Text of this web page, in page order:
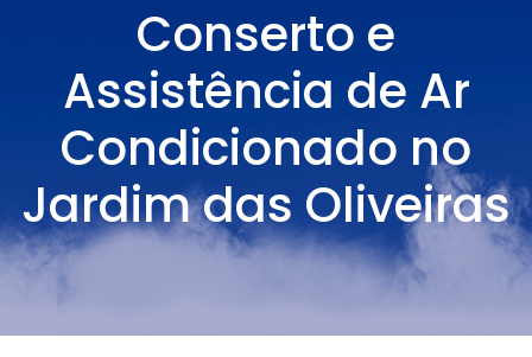
Conserto e
Assistência de Ar
Condicionado no
Jardim das Oliveiras